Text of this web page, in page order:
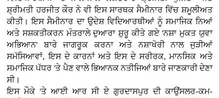
ਸ਼੍ਰੀਮਤੀ ਹਰਜੀਤ ਕੌਰ ਨੇ ਵੀ ਇਸ ਸਾਰਥਕ ਸੈਮੀਨਾਰ ਵਿੱਚ ਸ਼ਮੂਲੀਅਤ
ਕੀਤੀ। ਇਸ ਸੈਮੀਨਾਰ ਦਾ ਉਦੇਸ਼ ਵਿਦਿਆਰਥੀਆਂ ਨੂੰ ਸਮਾਜਿਕ ਨਿਆਂ
ਅਤੇ ਸਸ਼ਕਤੀਕਰਨ ਮੰਤਰਾਲੇ ਦੁਆਰਾ ਸ਼ੁਰੂ ਕੀਤੇ ਗਏ 'ਨਸ਼ਾ ਮੁਕਤ ਯੁਵਾ
ਅਭਿਆਨ' ਬਾਰੇ ਜਾਗਰੂਕ ਕਰਨਾ ਅਤੇ ਨਸ਼ਾਖੋਰੀ ਨਾਲ ਜੁੜੀਆਂ
ਸਮੱਸਿਆਵਾਂ, ਇਸ ਦੇ ਕਾਰਨਾਂ ਅਤੇ ਇਸ ਦੇ ਸਰੀਰਕ, ਮਾਨਸਿਕ ਅਤੇ
ਸਮਾਜਿਕ ਪੱਧਰ 'ਤੇ ਪੈਣ ਵਾਲੇ ਭਿਆਨਕ ਨਤੀਜਿਆਂ ਬਾਰੇ ਜਾਣਕਾਰੀ ਦੇਣਾ
ਸੀ।
ਇਸ ਮੌਕੇ 'ਤੇ ਆਈ ਆਰ ਸੀ ਏ ਗੁਰਦਾਸਪੁਰ ਦੀ ਕਾਉਂਸਲਰ-ਕਮ-